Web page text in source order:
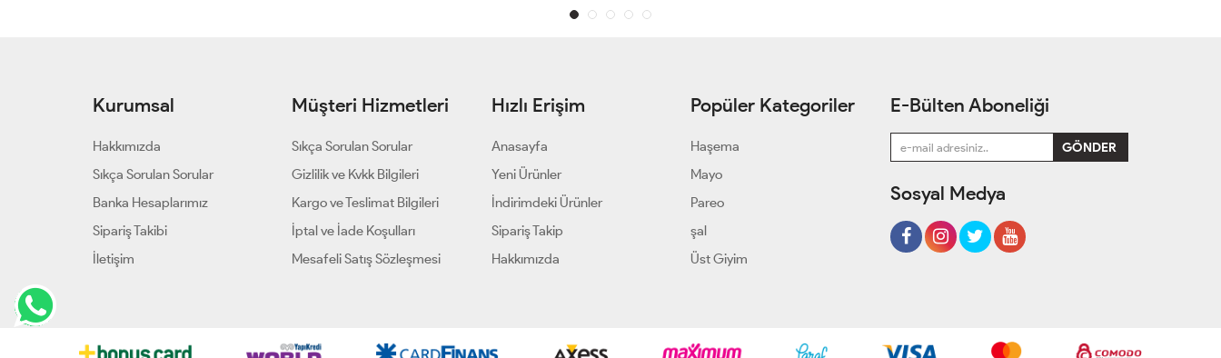
Kurumsal
Hakkımızda
Sıkça Sorulan Sorular
Banka Hesaplarımız
Sipariş Takibi
İletişim
Müşteri Hizmetleri
Sıkça Sorulan Sorular
Gizlilik ve Kvkk Bilgileri
Kargo ve Teslimat Bilgileri
İptal ve İade Koşulları
Mesafeli Satış Sözleşmesi
Hızlı Erişim
Anasayfa
Yeni Ürünler
İndirimdeki Ürünler
Sipariş Takip
Hakkımızda
Popüler Kategoriler
Haşema
Mayo
Pareo
şal
Üst Giyim
E-Bülten Aboneliği
Sosyal Medya